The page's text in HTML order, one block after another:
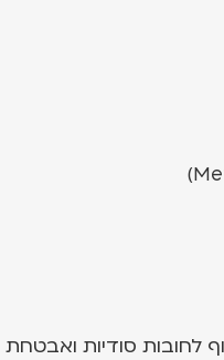
לחובות סודיות